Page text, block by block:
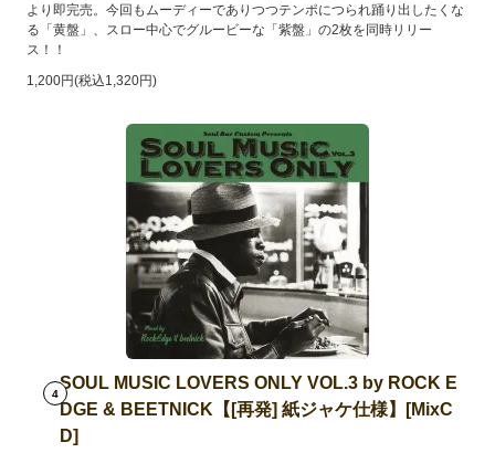
より即完売。今回もムーディーでありつつテンポにつられ踊り出したくな
る「黄盤」、スロー中心でグルービーな「紫盤」の2枚を同時リリー
ス！！
1,200円(税込1,320円)
4
SOUL MUSIC LOVERS ONLY VOL.3 by ROCK E
DGE & BEETNICK【[再発] 紙ジャケ仕様】[MixC
D]